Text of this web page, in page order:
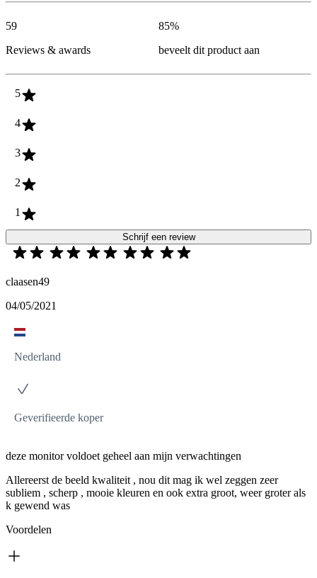
59
Reviews & awards
85%
beveelt dit product aan
5
4
3
2
1
Schrijf een review
claasen49
04/05/2021
Nederland
Geverifieerde koper
deze monitor voldoet geheel aan mijn verwachtingen
Allereerst de beeld kwaliteit , nou dit mag ik wel zeggen zeer
subliem , scherp , mooie kleuren en ook extra groot, weer groter als
k gewend was
Voordelen